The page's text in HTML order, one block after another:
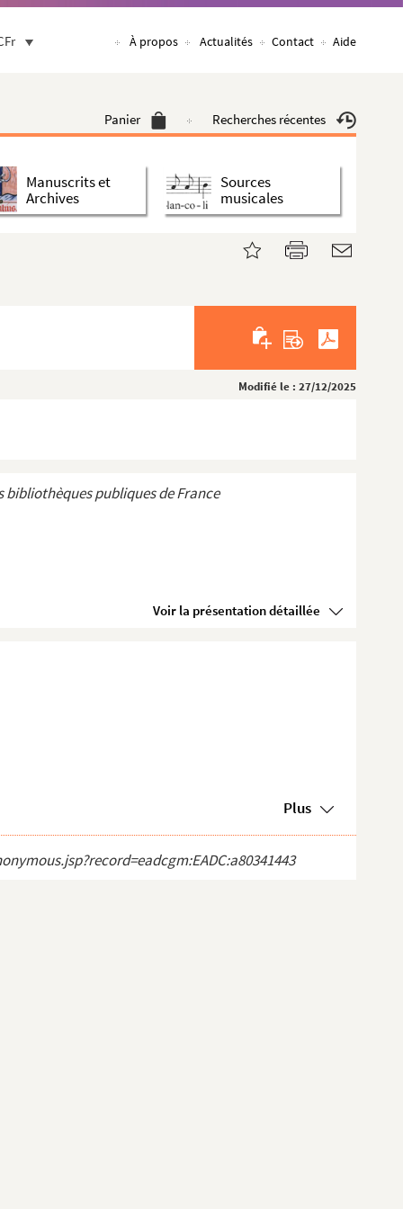
À propos Actualités Contact Aide
Panier Recherches récentes
Manuscrits et
Archives
Sources
musicales
Modifié le : 27/12/2025
publiques de France
Voir la présentation détaillée
Plus